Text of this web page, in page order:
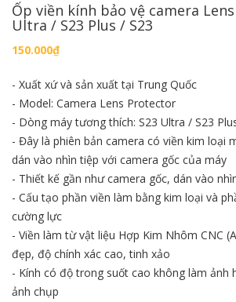
Ốp viền kính bảo vệ camera
Ultra / S23 Plus / S23
150.000₫
- Xuất xứ và sản xuất tại Trung Quốc
- Model: Camera Lens Protector
- Dòng máy tương thích: S23 Ultra / S23
- Đây là phiên bản camera có viền kim loại
dán vào nhìn tiệp với camera gốc của máy
- Thiết kế gần như camera gốc, dán vào
- Cấu tạo phần viền làm bằng kim loại và
cường lực
- Viền làm từ vật liệu Hợp Kim Nhôm CNC
đẹp, độ chính xác cao, tinh xảo
- Kính có độ trong suốt cao không làm ảnh
ảnh chụp